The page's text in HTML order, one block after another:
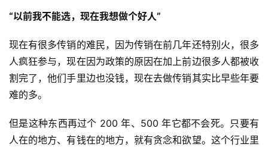
“以前我不能选，现在我想做个好人”
现在有很多传销的难民，因为传销在前几年还特别火，很多
人疯狂参与，现在因为政策的原因在加上前边很多人都被收
割完了，他们手里边也没钱，现在去做传销其实比早些年要
难的多。
但是这种东西再过个 200 年、500 年它都不会死。只要有
人在的地方、有钱在的地方，就有贪念和欲望。这个行业里